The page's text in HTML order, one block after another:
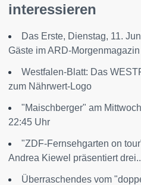
interessieren
Das Erste, Dienstag, 11.
Gäste im ARD-Morgenmagazin
Westfalen-Blatt: Das
zum Nährwert-Logo
"Maischberger" am
22:45 Uhr
"ZDF-Fernsehgarten on
Andrea Kiewel präsentiert
Überraschendes vom